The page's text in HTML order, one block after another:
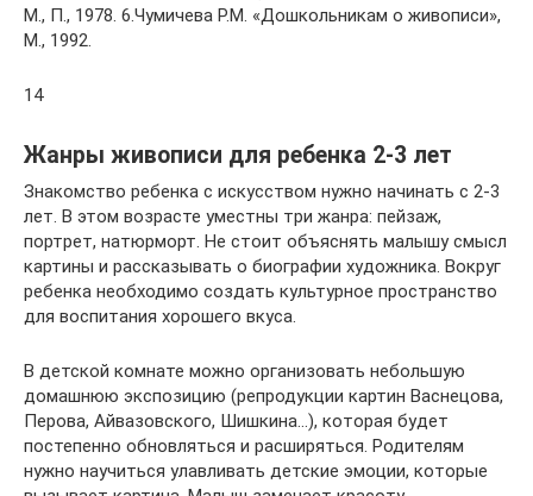
М., П., 1978. 6.Чумичева Р.М. «Дошкольникам о живописи»,
М., 1992.
14
Жанры живописи для ребенка 2-3 лет
Знакомство ребенка с искусством нужно начинать с 2-3
лет. В этом возрасте уместны три жанра: пейзаж,
портрет, натюрморт. Не стоит объяснять малышу смысл
картины и рассказывать о биографии художника. Вокруг
ребенка необходимо создать культурное пространство
для воспитания хорошего вкуса.
В детской комнате можно организовать небольшую
домашнюю экспозицию (репродукции картин Васнецова,
Перова, Айвазовского, Шишкина…), которая будет
постепенно обновляться и расширяться. Родителям
нужно научиться улавливать детские эмоции, которые